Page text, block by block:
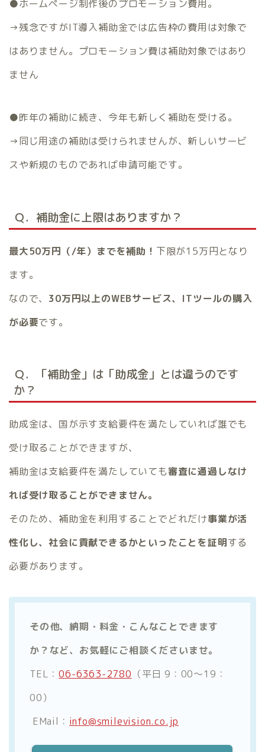
●ホームページ制作後のプロモーション費用。
→残念ですがIT導入補助金では広告枠の費用は対象で
はありません。プロモーション費は補助対象ではあり
ません
●昨年の補助に続き、今年も新しく補助を受ける。
→同じ用途の補助は受けられませんが、新しいサービ
スや新規のものであれば申請可能です。
Ｑ．補助金に上限はありますか？
最大50万円（/年）までを補助！ 下限が15万円となり
ます。
なので、 30万円以上のWEBサービス、ITツールの購入
が必要です。
Ｑ．「補助金」は「助成金」とは違うのです
か？
助成金は、国が示す支給要件を満たしていれば誰でも
受け取ることができますが、
補助金は支給要件を満たしていても審査に通過しなけ
れば受け取ることができません。
そのため、補助金を利用することでどれだけ事業が活
性化し、社会に貢献できるかといったことを証明する
必要があります。
その他、納期・料金・こんなことできます
か？など、お気軽にご相談くださいませ。
TEL：06-6363-2780 （平日 9：00～19：
00）
EMail： info@smilevision.co.jp